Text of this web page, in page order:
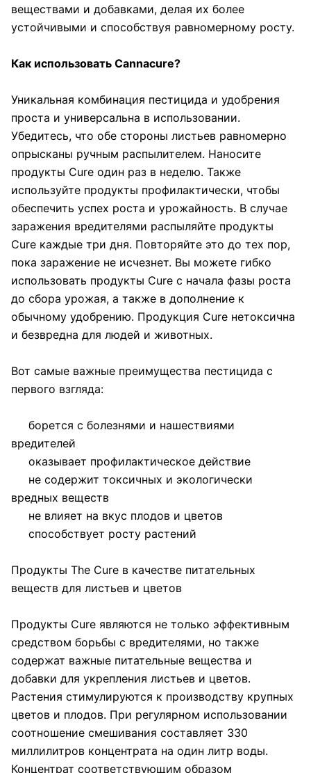
веществами и добавками, делая их более
устойчивыми и способствуя равномерному росту.
Как использовать Cannacure?
Уникальная комбинация пестицида и удобрения
проста и универсальна в использовании.
Убедитесь, что обе стороны листьев равномерно
опрысканы ручным распылителем. Наносите
продукты Cure один раз в неделю. Также
используйте продукты профилактически, чтобы
обеспечить успех роста и урожайность. В случае
заражения вредителями распыляйте продукты
Cure каждые три дня. Повторяйте это до тех пор,
пока заражение не исчезнет. Вы можете гибко
использовать продукты Cure с начала фазы роста
до сбора урожая, а также в дополнение к
обычному удобрению. Продукция Cure нетоксична
и безвредна для людей и животных.
Вот самые важные преимущества пестицида с
первого взгляда:
борется с болезнями и нашествиями
вредителей
оказывает профилактическое действие
не содержит токсичных и экологически
вредных веществ
не влияет на вкус плодов и цветов
способствует росту растений
Продукты The Cure в качестве питательных
веществ для листьев и цветов
Продукты Cure являются не только эффективным
средством борьбы с вредителями, но также
содержат важные питательные вещества и
добавки для укрепления листьев и цветов.
Растения стимулируются к производству крупных
цветов и плодов. При регулярном использовании
соотношение смешивания составляет 330
миллилитров концентрата на один литр воды.
Концентрат соответствующим образом